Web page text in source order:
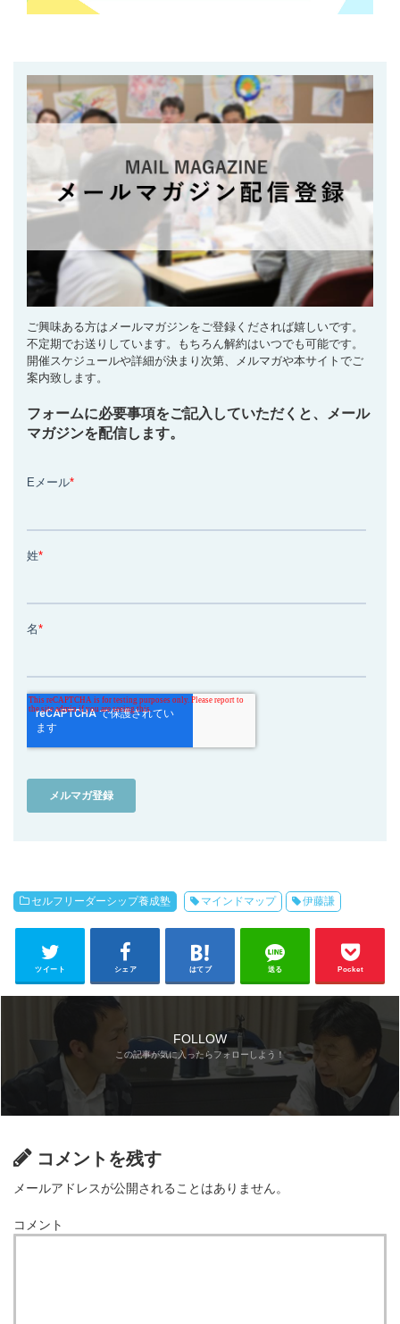
ご興味ある方はメールマガジンをご登録くだされば嬉しいです。
不定期でお送りしています。もちろん解約はいつでも可能です。
開催スケジュールや詳細が決まり次第、メルマガや本サイトでご
案内致します。
フォームに必要事項をご記入していただくと、メール
マガジンを配信します。
セルフリーダーシップ養成塾 マインドマップ 伊藤謙
ツイート シェア はてブ 送る Pocket
FOLLOW
コメントを残す
メールアドレスが公開されることはありません。
コメント